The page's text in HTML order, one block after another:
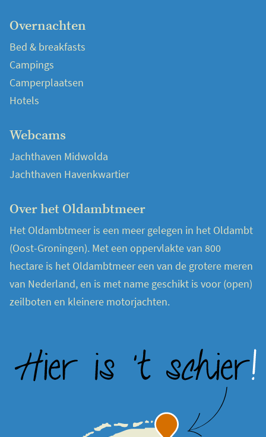
Overnachten
Bed & breakfasts
Campings
Camperplaatsen
Hotels
Webcams
Jachthaven Midwolda
Jachthaven Havenkwartier
Over het Oldambtmeer
Het Oldambtmeer is een meer gelegen in het Oldambt
(Oost-Groningen). Met een oppervlakte van 800
hectare is het Oldambtmeer een van de grotere meren
van Nederland, en is met name geschikt is voor (open)
zeilboten en kleinere motorjachten.